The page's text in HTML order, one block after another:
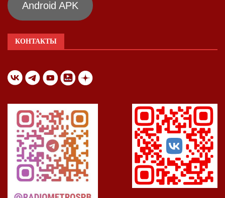
Android APK
КОНТАКТЫ